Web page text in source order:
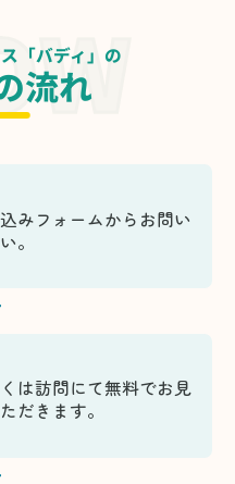
「バディ」の
流れ
みフォームからお問い
。
は訪問にて無料でお見
だきます。